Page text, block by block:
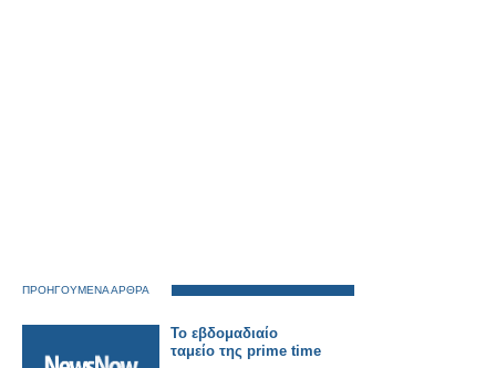
ΠΡΟΗΓΟΥΜΕΝΑ ΑΡΘΡΑ
To εβδομαδιαίο
ταμείο της prime time